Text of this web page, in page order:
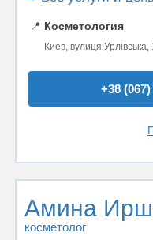
📍 Косметология
Киев, вулиця
+38 (067)
Амина
косметолог